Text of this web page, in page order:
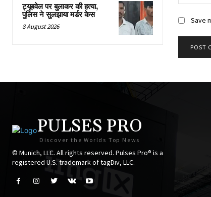
ट्यूबवेल पर बुलाकर की हत्या,
पुलिस ने सुलझाया मर्डर केस
8 August 2026
Save
PULSES PRO
Discover the Worlds Top News
© Munich, LLC. All rights reserved. Pulses Pro® is a
registered U.S. trademark of tagDiv, LLC.